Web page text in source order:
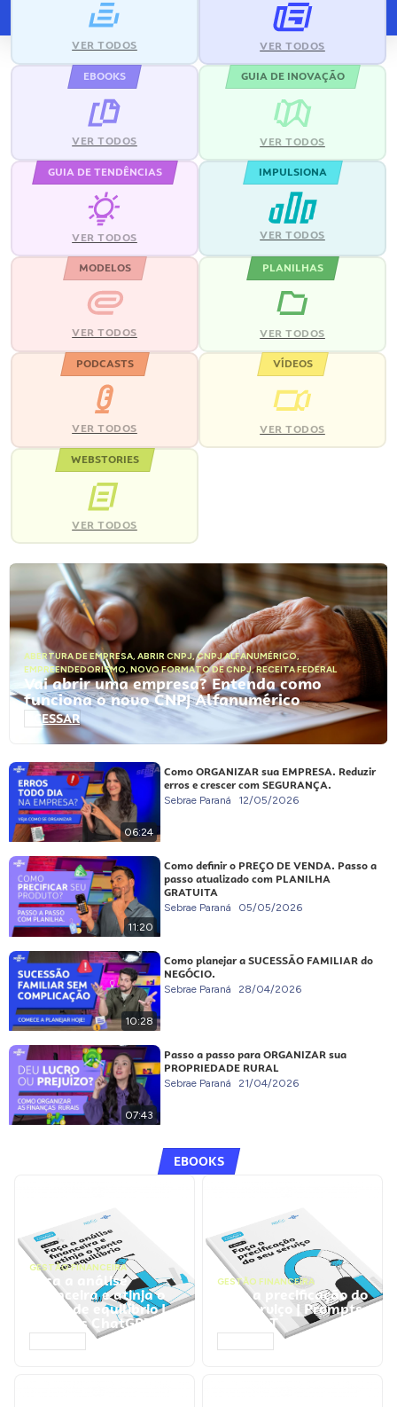
VER TODOS VER TODOS
EBOOKS
VER TODOS
GUIA DE INOVAÇÃO
VER TODOS
GUIA DE TENDÊNCIAS
VER TODOS
IMPULSIONA
VER TODOS
MODELOS
VER TODOS
PLANILHAS
VER TODOS
PODCASTS
VER TODOS
VÍDEOS
VER TODOS
WEBSTORIES
VER TODOS
ABERTURA DE EMPRESA, ABRIR CNPJ,CNPJ ALFANUMÉRICO,
EMPREENDEDORISMO, NOVO FORMATO DE CNPJ,RECEITA FEDERAL
Vai abrir uma empresa? Entenda como
funciona o novo CNPJ Alfanumérico
ACESSAR
06:24
Como ORGANIZAR sua EMPRESA. Reduzir
erros e crescer com SEGURANÇA.
Sebrae Paraná 12/05/2026
11:20
Como definir o PREÇO DE VENDA. Passo a
passo atualizado com PLANILHA
GRATUITA
Sebrae Paraná 05/05/2026
10:28
Como planejar a SUCESSÃO FAMILIAR do
NEGÓCIO.
Sebrae Paraná 28/04/2026
07:43
Passo a passo para ORGANIZAR sua
PROPRIEDADE RURAL
Sebrae Paraná 21/04/2026
EBOOKS
GESTÃO FINANCEIRA
Faça a análise
financeira e atinja o
ponto de equilíbrio |
Prompts ChatGPT
GESTÃO FINANCEIRA
Faça a precificação do
seu serviço | Prompts
ChatGPT